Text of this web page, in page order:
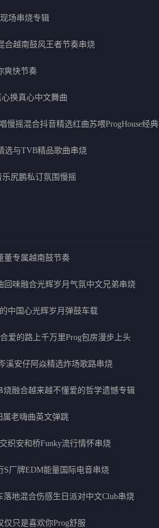
场串烧专辑
合越南鼓风王者节奏串烧
爽快节奏
换真心中文舞曲
慢摇混合抖音精选红曲苏喂ProgHouse经典
选与TVB精品歌曲串烧
尻鹏私订氛围慢摇
董专属越南鼓节奏
回味融合光辉岁月气氛中文兄弟串烧
中国心光辉岁月弹鼓车载
爱的路上千万里Prog包房漫步上头
溪安仔阿焱精选炸场歌路串烧
烧融合越来越不懂爱的哲学遗憾专辑
属老嗨曲英文弹跳
织安和桥Funky流行情怀串烧
S厂牌EDM能量国际电音串烧
地混合伤感生日派对中文Club串烧
只是喜欢你Prog舒服